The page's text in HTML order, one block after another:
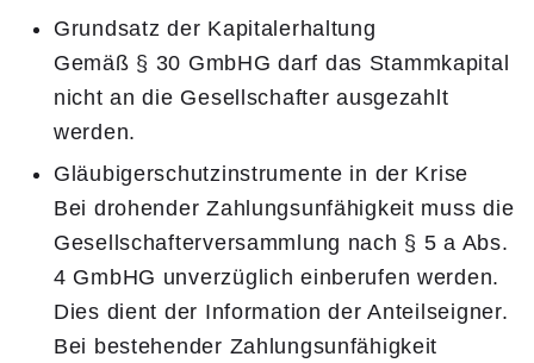
Grundsatz der Kapitalerhaltung
Gemäß § 30 GmbHG darf das Stammkapital
nicht an die Gesellschafter ausgezahlt
werden.
Gläubigerschutzinstrumente in der Krise
Bei drohender Zahlungsunfähigkeit muss die
Gesellschafterversammlung nach § 5 a Abs.
4 GmbHG unverzüglich einberufen werden.
Dies dient der Information der Anteilseigner.
Bei bestehender Zahlungsunfähigkeit